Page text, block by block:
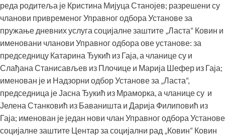
реда родитеља је Кристина Мијуца Станојев; разрешени су
чланови привременог Управног одбора Установе за
пружање дневних услуга социјалне заштите „Ласта“ Ковин и
именовани чланови Управног одбора ове установе: за
председницу Катарина Ђукић из Гаја, а чланице су и
Слађана Станисављев из Плочице и Марија Шефер из Гаја;
именован је и Надзорни одбор Установе за „Ласта“,
председница је Јасна Ђукић из Мраморка, а чланице су и
Јелена Станковић из Баваништа и Дарија Филиповић из
Гаја; именован је један нови члан Управног одбора Установе
социјалне заштите Центар за социјални рад „Ковин“ Ковин